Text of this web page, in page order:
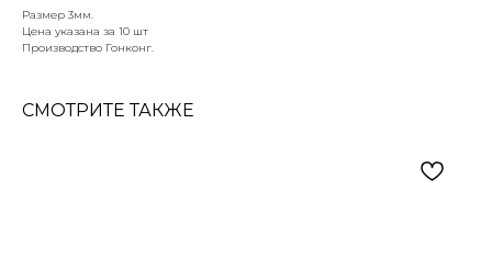
Размер 3мм.
Цена указана за 10 шт
Производство Гонконг.
СМОТРИТЕ ТАКЖЕ